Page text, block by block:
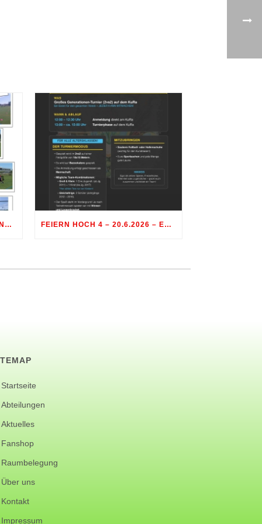
FEIERN HOCH 4 – GENERATIONENTURNIER FUSSBALL FEIERN HOCH 4 – 20.6.2026 – ES IST WAS LOS AM SPORTGELÄNDE RÖHRMOOS
Startseite
Abteilungen
Aktuelles
Fanshop
Raumbelegung
Über uns
Kontakt
Impressum